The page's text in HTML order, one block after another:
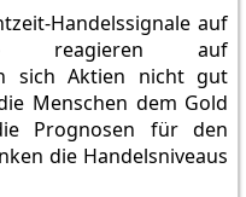
Handelssignale auf
reagieren auf
sich Aktien nicht gut
Menschen dem Gold
Prognosen für den
die Handelsniveaus